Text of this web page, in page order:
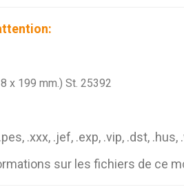
x 199 mm.) St. 25392
.xxx, .jef, .exp, .vip, .dst, .hus,
sur les fichiers de ce